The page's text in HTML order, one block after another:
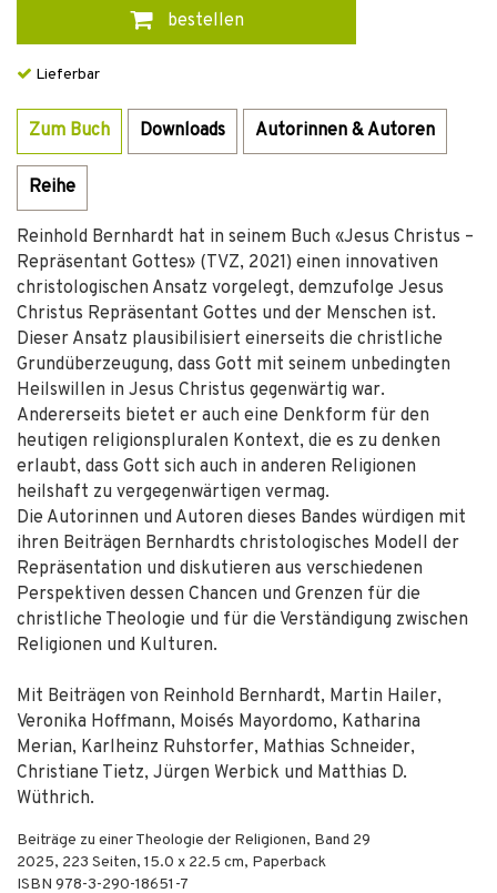
bestellen
Lieferbar
Zum Buch Downloads Autorinnen & Autoren
Reihe
Reinhold Bernhardt hat in seinem Buch «Jesus Christus –
Repräsentant Gottes» (TVZ, 2021) einen innovativen
christologischen Ansatz vorgelegt, demzufolge Jesus
Christus Repräsentant Gottes und der Menschen ist.
Dieser Ansatz plausibilisiert einerseits die christliche
Grundüberzeugung, dass Gott mit seinem unbedingten
Heilswillen in Jesus Christus gegenwärtig war.
Andererseits bietet er auch eine Denkform für den
heutigen religionspluralen Kontext, die es zu denken
erlaubt, dass Gott sich auch in anderen Religionen
heilshaft zu vergegenwärtigen vermag.
Die Autorinnen und Autoren dieses Bandes würdigen mit
ihren Beiträgen Bernhardts christologisches Modell der
Repräsentation und diskutieren aus verschiedenen
Perspektiven dessen Chancen und Grenzen für die
christliche Theologie und für die Verständigung zwischen
Religionen und Kulturen.
Mit Beiträgen von Reinhold Bernhardt, Martin Hailer,
Veronika Hoffmann, Moisés Mayordomo, Katharina
Merian, Karlheinz Ruhstorfer, Mathias Schneider,
Christiane Tietz, Jürgen Werbick und Matthias D.
Wüthrich.
Beiträge zu einer Theologie der Religionen, Band 29
2025, 223 Seiten, 15.0 x 22.5 cm, Paperback
ISBN 978-3-290-18651-7